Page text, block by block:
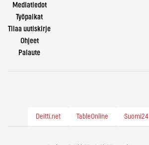
Mediatiedot
Työpaikat
Tilaa uutiskirje
Ohjeet
Palaute
Deitti.net TableOnline Suomi24